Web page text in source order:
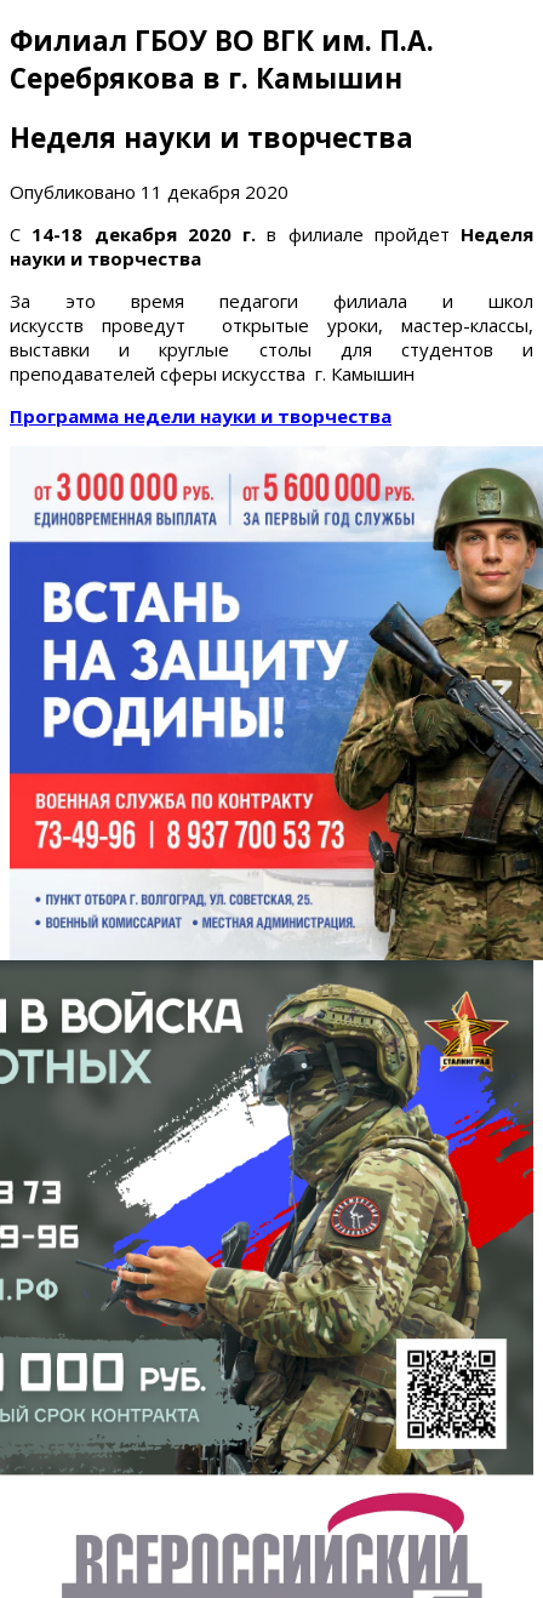
Филиал ГБОУ ВО ВГК им. П.А.
Серебрякова в г. Камышин
Неделя науки и творчества
Опубликовано 11 декабря 2020
С 14-18 декабря 2020 г. в филиале пройдет Неделя
науки и творчества
За это время педагоги филиала и школ
искусств проведут открытые уроки, мастер-классы,
выставки и круглые столы для студентов и
преподавателей сферы искусства г. Камышин
Программа недели науки и творчества